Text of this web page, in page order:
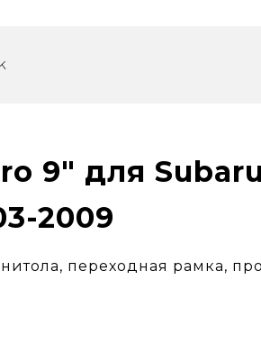
9" для Subaru
2009
переходная рамка,